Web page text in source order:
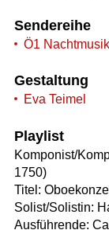
Sendereihe
Ö1 Nachtmusik
Gestaltung
Eva Teimel
Playlist
Komponist/
1750)
Titel:
Solist/Solistin:
Ausführende: